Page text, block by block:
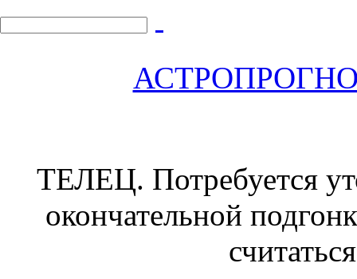
ТЕЛЕЦ. Потребуется
окончательной